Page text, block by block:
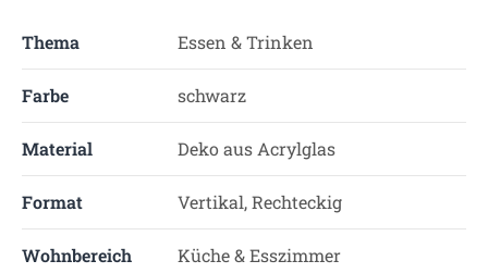
Thema Essen & Trinken
Farbe schwarz
Material Deko aus Acrylglas
Format Vertikal, Rechteckig
Wohnbereich Küche & Esszimmer